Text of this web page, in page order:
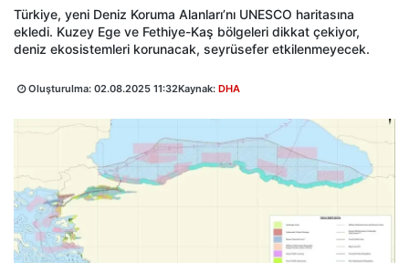
Türkiye, yeni Deniz Koruma Alanları’nı UNESCO haritasına
ekledi. Kuzey Ege ve Fethiye-Kaş bölgeleri dikkat çekiyor,
deniz ekosistemleri korunacak, seyrüsefer etkilenmeyecek.
Oluşturulma: 02.08.2025 11:32Kaynak: DHA